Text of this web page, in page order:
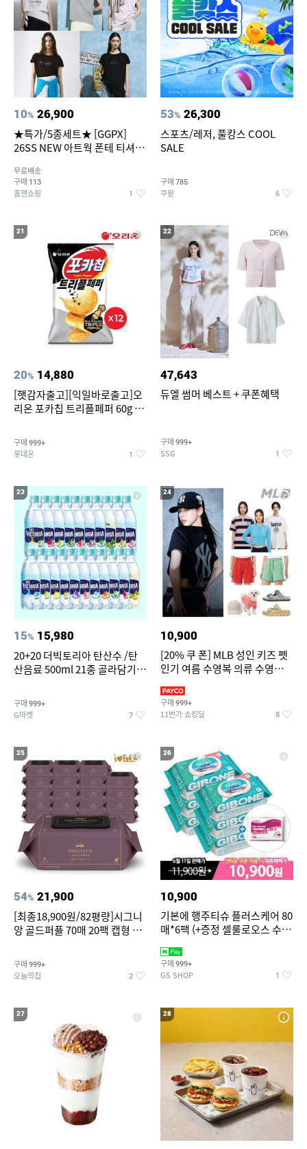
10% 26,900
★특가/5종세트★ [GGPX]
26SS NEW 아트웍 폰테 티셔츠
무료배송
구매 113
홈앤쇼핑 1
53% 26,300
스포츠/레저, 풀캉스 COOL
SALE
구매 785
쿠팡 6
21
20% 14,880
[햇감자출고][익일바로출고]오
리온 포카칩 트리플페퍼 60g 12
구매 999+
롯데온 1
22
47,643
듀엘 썸머 베스트 + 쿠폰혜택
구매 999+
SSG 1
23
15% 15,980
20+20 더빅토리아 탄산수 /탄
산음료 500ml 21종 골라담기
구매 999+
G마켓 7
24
10,900
[20% 쿠 폰] MLB 성인 키즈 펫
인기 여름 수영복 의류 수영복
구매 999+
11번가 쇼킹딜 8
25
54% 21,900
[최종18,900원/82평량]시그니
앙 골드퍼플 70매 20팩 캡형 아
구매 999+
오늘의집 2
26
10,900
기본에 행주티슈 플러스케어 80
매*6팩 (+증정 셀룰로오스 수세
구매 999+
GS SHOP 1
27 28